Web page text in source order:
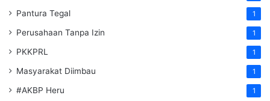
Pantura Tegal 1
Perusahaan Tanpa Izin 1
PKKPRL 1
Masyarakat Diimbau 1
#AKBP Heru 1